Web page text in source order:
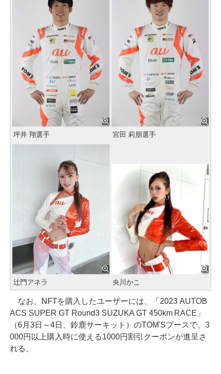
坪井 翔選手 宮田 莉朋選手
辻門アネラ 央川かこ
なお、NFTを購入したユーザーには、「2023 AUTOB
ACS SUPER GT Round3 SUZUKA GT 450km RACE」
（6月3日～4日、鈴鹿サーキット）のTOM'Sブースで、3
000円以上購入時に使える1000円割引クーポンが進呈さ
れる。